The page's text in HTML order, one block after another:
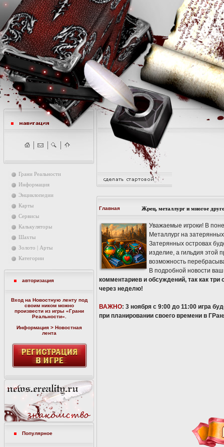
Грани Реальности
Информация
Энциклопедии
Карты
Сервисы
Калькуляторы
Шахты
Золото | Арты
Категории
авторизация
Вход на Новостную ленту под
своим ником можно
произвести из игры «Грани
Реальности».
Информация > Новостная
лента
Популярное
Главная Жрец, металлург и многое
Уважаемые игроки! В
Металлург на
Затерянных островах
изделие, а гильдия этой
возможность
В подробной новости
комментариев и обсуждений, так как
через неделю!
ВАЖНО: 3 ноября с 9:00 до 11:00 игра
при планировании своего времени в